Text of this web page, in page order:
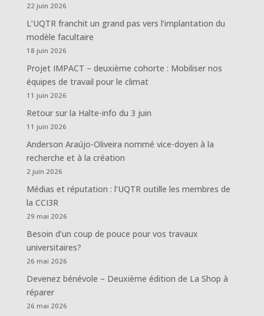
22 juin 2026
L’UQTR franchit un grand pas vers l’implantation du
modèle facultaire
18 juin 2026
Projet IMPACT – deuxième cohorte : Mobiliser nos
équipes de travail pour le climat
11 juin 2026
Retour sur la Halte-info du 3 juin
11 juin 2026
Anderson Araújo-Oliveira nommé vice-doyen à la
recherche et à la création
2 juin 2026
Médias et réputation : l’UQTR outille les membres de
la CCI3R
29 mai 2026
Besoin d’un coup de pouce pour vos travaux
universitaires?
26 mai 2026
Devenez bénévole – Deuxième édition de La Shop à
réparer
26 mai 2026